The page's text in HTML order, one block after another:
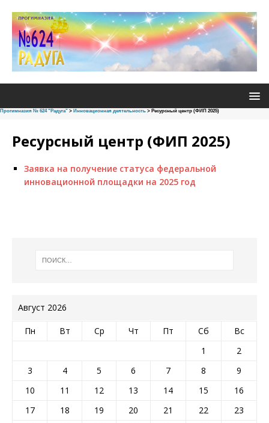
Прогимназия № 624 "Радуга" > Инновационная деятельность > Ресурсный центр (ФИП 2025)
Ресурсный центр (ФИП 2025)
Заявка на получение статуса федеральной
инновационной площадки на 2025 год
Август 2026
Пн Вт Ср Чт Пт Сб
Вс
1
2
3
4 5 6 7 8
9
10
11 12 13 14 15
16
17
18 19 20 21 22
23